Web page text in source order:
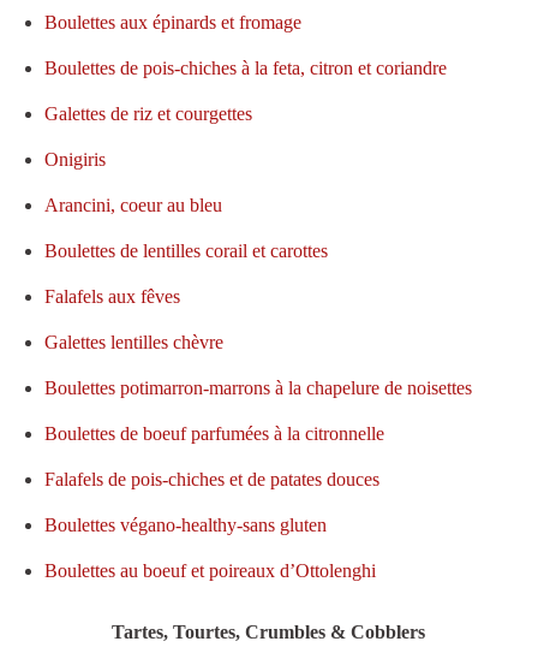
Boulettes aux épinards et fromage
Boulettes de pois-chiches à la feta, citron et coriandre
Galettes de riz et courgettes
Onigiris
Arancini, coeur au bleu
Boulettes de lentilles corail et carottes
Falafels aux fêves
Galettes lentilles chèvre
Boulettes potimarron-marrons à la chapelure de noisettes
Boulettes de boeuf parfumées à la citronnelle
Falafels de pois-chiches et de patates douces
Boulettes végano-healthy-sans gluten
Boulettes au boeuf et poireaux d’Ottolenghi
Tartes, Tourtes, Crumbles & Cobblers